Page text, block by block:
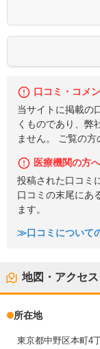
口コミ・コメ
当サイトに掲載の
くものであり、弊
ません。 ご覧の方
医療機関の方へ
投稿された口コミ
口コミの末尾にあ
ます。
≫口コミについて
地図・アクセス
所在地
東京都中野区本町4